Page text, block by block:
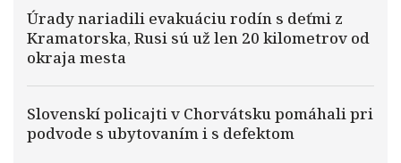
Úrady nariadili evakuáciu rodín s deťmi z
Kramatorska, Rusi sú už len 20 kilometrov od
okraja mesta
Slovenskí policajti v Chorvátsku pomáhali pri
podvode s ubytovaním i s defektom